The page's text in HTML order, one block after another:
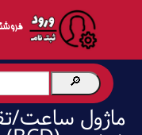
ماژول ساعت/